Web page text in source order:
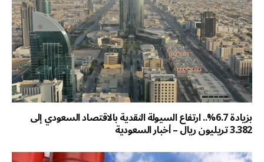
بزيادة 6.7%.. ارتفاع السيولة النقدية بالاقتصاد السعودي إلى
3.382 تريليون ريال – أخبار السعودية